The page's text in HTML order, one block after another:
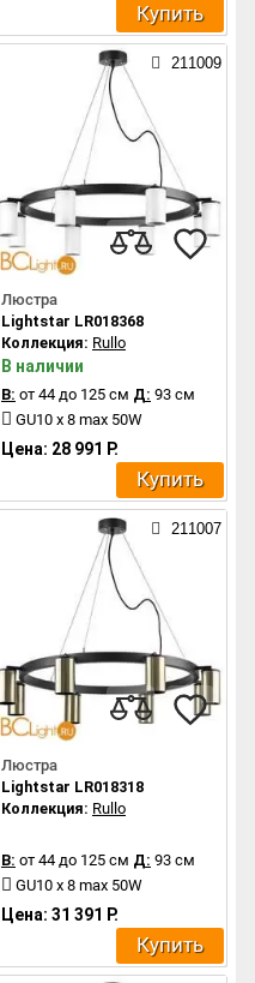
Купить
211009
Люстра
Lightstar LR018368
Коллекция: Rullo
В наличии
В: от 44 до 125 см Д: 93 см
GU10 x 8 max 50W
Цена: 28 991 Р.
Купить
211007
Люстра
Lightstar LR018318
Коллекция: Rullo
В: от 44 до 125 см Д: 93 см
GU10 x 8 max 50W
Цена: 31 391 Р.
Купить